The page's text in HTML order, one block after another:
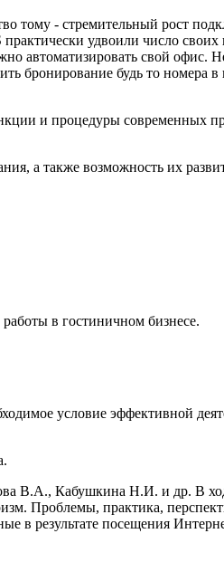
тому - стремительный рост
удвоили число своих
автоматизировать свой офис.
бронирование будь то номера в
и процедуры современных
а также возможность их
в гостиничном бизнесе.
условие эффективной
В.А., Кабушкина Н.И. и др. В
Проблемы, практика,
в результате посещения